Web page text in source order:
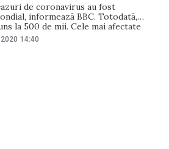
de coronavirus au fost
informează BBC. Totodată,
la 500 de mii. Cele mai afectate
SUA, Brazilia, Rusia și India. În SUA
14:40